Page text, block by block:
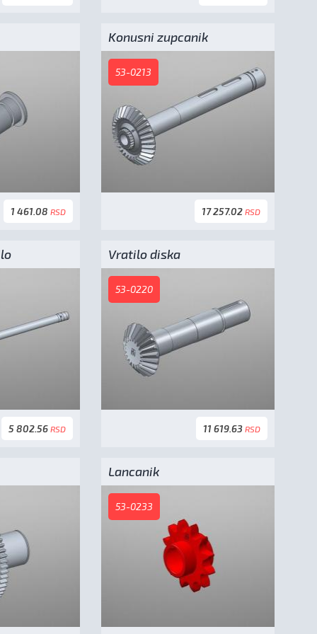
1 461.08RSD
Konusni zupcanik
53-0213
17 257.02 RSD
5 802.56RSD
Vratilo diska
53-0220
11 619.63 RSD
Lancanik
53-0233